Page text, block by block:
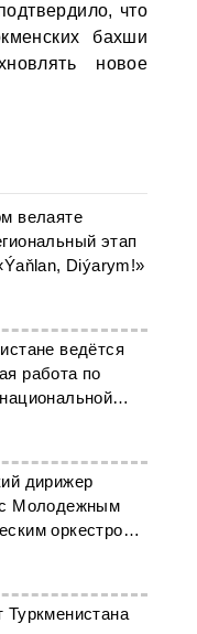
что
бахши
новое
велаяте
этап
Diýarym!»
ведётся
работа по
дирижер
Молодежным
оркестром
Петербурге
Туркменистана